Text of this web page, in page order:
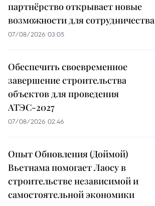
партнёрство открывает новые
возможности для сотрудничества
07/08/2026 03:05
Обеспечить своевременное
завершение строительства
объектов для проведения
АТЭС-2027
07/08/2026 02:46
Опыт Обновления (Доймой)
Вьетнама помогает Лаосу в
строительстве независимой и
самостоятельной экономики